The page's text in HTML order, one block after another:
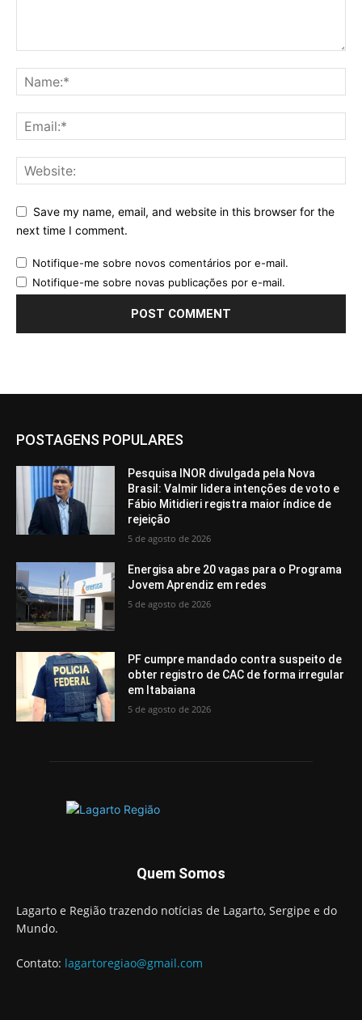
Save my name, email, and website in this browser for the
next time I comment.
Notifique-me sobre novos comentários por e-mail.
Notifique-me sobre novas publicações por e-mail.
POSTAGENS POPULARES
Pesquisa INOR divulgada pela Nova
Brasil: Valmir lidera intenções de voto e
Fábio Mitidieri registra maior índice de
rejeição
5 de agosto de 2026
Energisa abre 20 vagas para o Programa
Jovem Aprendiz em redes
5 de agosto de 2026
PF cumpre mandado contra suspeito de
obter registro de CAC de forma irregular
em Itabaiana
5 de agosto de 2026
Quem Somos
Lagarto e Região trazendo notícias de Lagarto, Sergipe e do
Mundo.
Contato: lagartoregiao@gmail.com